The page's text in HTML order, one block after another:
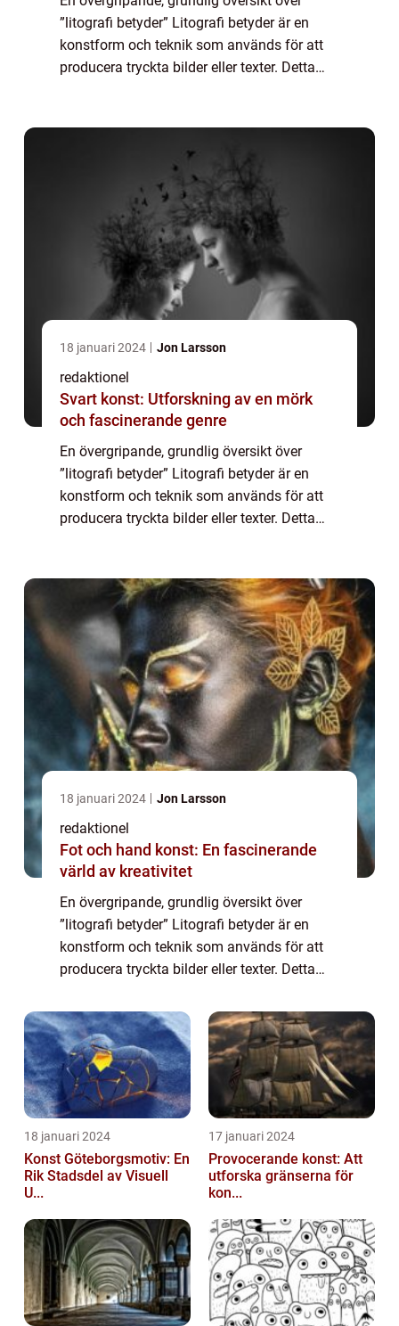
”litografi betyder” Litografi betyder är en
konstform och teknik som används för att
producera tryckta bilder eller texter. Detta
18 januari 2024 Jon Larsson
redaktionel
Svart konst: Utforskning av en mörk
och fascinerande genre
En övergripande, grundlig översikt över
”litografi betyder” Litografi betyder är en
konstform och teknik som används för att
producera tryckta bilder eller texter. Detta
18 januari 2024 Jon Larsson
redaktionel
Fot och hand konst: En fascinerande
värld av kreativitet
En övergripande, grundlig översikt över
”litografi betyder” Litografi betyder är en
konstform och teknik som används för att
producera tryckta bilder eller texter. Detta
från en sten eller en met...
18 januari 2024
Konst Göteborgsmotiv: En
Rik Stadsdel av Visuell
U...
17 januari 2024
Provocerande konst: Att
utforska gränserna för
kon...